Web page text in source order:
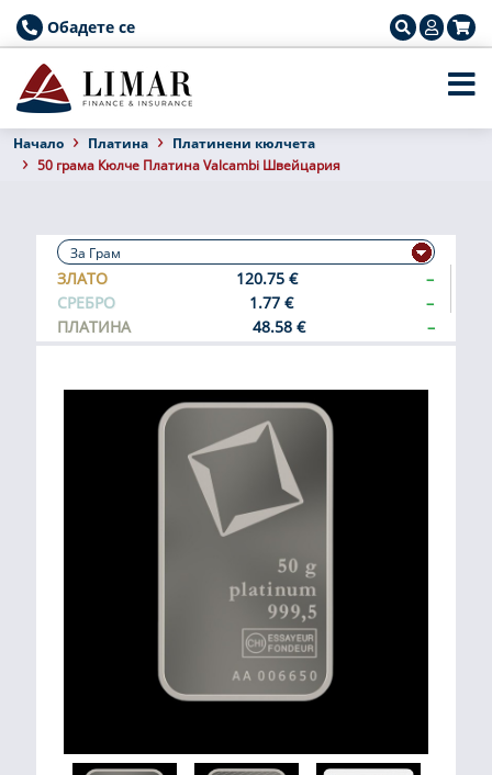
Обадете се
Началo Платина
Платинени кюлчета
50 грама Кюлче Платина Valcambi Швейцария
ЗЛАТО 120.75 €
–
СРЕБРО
1.77 €
–
ПЛАТИНА
48.58 € –